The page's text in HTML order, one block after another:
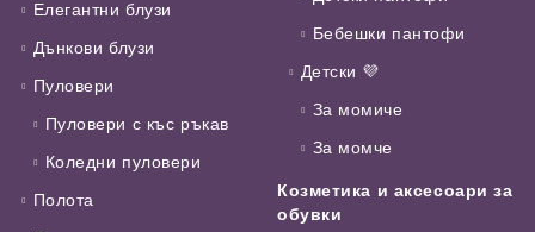
Елегантни блузи
Дънкови блузи
Пуловери
Пуловери с къс ръкав
Коледни пуловери
Полота
Бебешки пантофи
Детски 💜
За момиче
За момче
Козметика и аксесоари за
обувки